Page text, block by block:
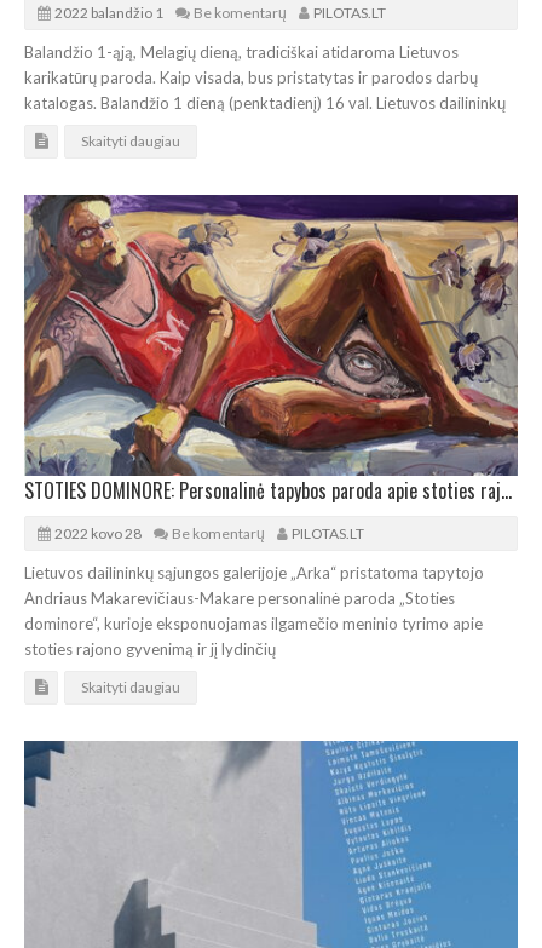
2022 balandžio 1 Be komentarų PILOTAS.LT
Balandžio 1-ąją, Melagių dieną, tradiciškai atidaroma Lietuvos
karikatūrų paroda. Kaip visada, bus pristatytas ir parodos darbų
katalogas. Balandžio 1 dieną (penktadienį) 16 val. Lietuvos dailininkų
Skaityti daugiau
STOTIES DOMINORE: Personalinė tapybos paroda apie stoties rajono gyvenimą
2022 kovo 28 Be komentarų PILOTAS.LT
Lietuvos dailininkų sąjungos galerijoje „Arka“ pristatoma tapytojo
Andriaus Makarevičiaus-Makare personalinė paroda „Stoties
dominore“, kurioje eksponuojamas ilgamečio meninio tyrimo apie
stoties rajono gyvenimą ir jį lydinčių
Skaityti daugiau